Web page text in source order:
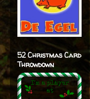
52 Christmas Card
Throwdown